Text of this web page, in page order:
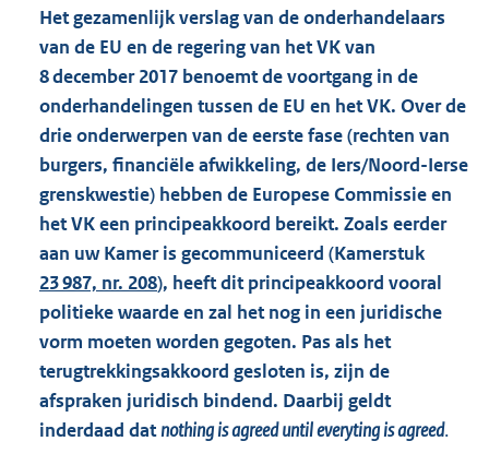
Het gezamenlijk verslag van de onderhandelaars
van de EU en de regering van het VK van
8 december 2017 benoemt de voortgang in de
onderhandelingen tussen de EU en het VK. Over de
drie onderwerpen van de eerste fase (rechten van
burgers, financiële afwikkeling, de Iers/Noord-Ierse
grenskwestie) hebben de Europese Commissie en
het VK een principeakkoord bereikt. Zoals eerder
aan uw Kamer is gecommuniceerd (Kamerstuk
23 987, nr. 208), heeft dit principeakkoord vooral
politieke waarde en zal het nog in een juridische
vorm moeten worden gegoten. Pas als het
terugtrekkingsakkoord gesloten is, zijn de
afspraken juridisch bindend. Daarbij geldt
inderdaad datnothing is agreed until everyting is agreed.